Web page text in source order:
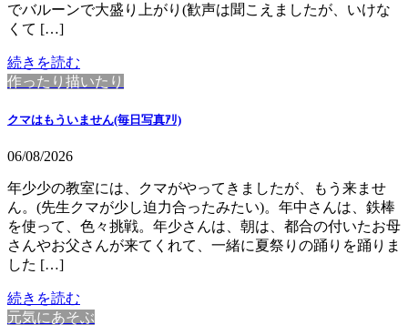
でバルーンで大盛り上がり(歓声は聞こえましたが、いけな
くて […]
続きを読む
作ったり描いたり
クマはもういません(毎日写真ｱﾘ)
06/08/2026
年少少の教室には、クマがやってきましたが、もう来ませ
ん。(先生クマが少し迫力合ったみたい)。年中さんは、鉄棒
を使って、色々挑戦。年少さんは、朝は、都合の付いたお母
さんやお父さんが来てくれて、一緒に夏祭りの踊りを踊りま
した […]
続きを読む
元気にあそぶ